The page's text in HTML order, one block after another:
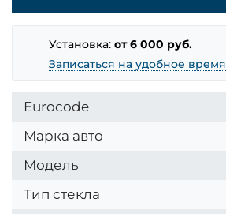
Установка:от 6 000 руб.
Записаться на удобное время
Eurocode
Марка авто
Модель
Тип стекла